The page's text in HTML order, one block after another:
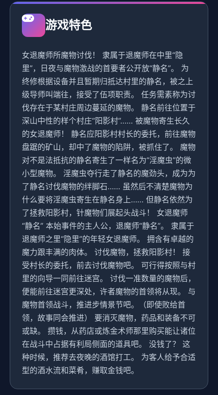
游戏特色
女退魔师所魔物讨伐！ 隶属于退魔师在中里“隐
里”，日夜与魔物激战的首要者公开放“静名”。 为
终修根据设备并且暂期归抵达村里的静名，被之上
级导师叫端往，接受了伍项职责。 任务需素称为讨
伐存在于某村庄周边蔓延的魔物。 静名前往位置于
深山中性的样个村庄“阳影村”…… 被魔物寄生长久
的女退魔师！ 静名应阳影村村长的委托，前往魔物
盘踞的矿山，却中了魔物的陷阱，被抓住了。 魔物
对不是法抵抗的静名寄生了一样名为“淫魔虫”的微
小型魔物。 淫魔虫夺行走了静名的魔劲头，成为为
了静名讨伐魔物的绊脚石…… 虽然后不清楚魔物为
什么要将淫魔虫寄生在静名身上…… 但静名依然为
了拯救阳影村，针魔物们展起头战斗！ 女退魔师
“静名” 本始事件的主人公，退魔师“静名”。 隶属于
退魔师之里“隐里”的年轻女退魔师。 拥含有卓越的
魔力跟丰满的肉体。 讨伐魔物，拯救阳影村！ 接
受村长的委托，前去讨伐魔物吧。 可行得按照与村
里的向导一同前往迷宫。 讨伐一准数量的魔物后，
便能前往迷宫更深处，许者魔物的首领将从现。 与
魔物首领战斗，推进步情景节吧。（即使败给首
领，故事同会推进） 要消灭魔物，药品和装备不可
或缺。 攒钱，从药店或炼金术师那里购买能让诸位
在战斗中占据有利局侧面的道具吧。 没钱了？ 这
种时候，推荐去夜晚的酒馆打工。 为客人给予合适
型的酒水流和菜肴，赚取金钱吧。